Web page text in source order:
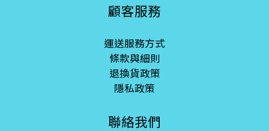
顧客服務
運送服務方式
條款與細則
退換貨政策
隱私政策
聯絡我們